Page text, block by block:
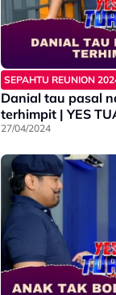
SEPAHTU REUNION
Danial tau pasal
terhimpit | YES
27/04/2024